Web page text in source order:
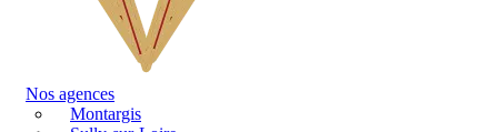
Nos agences
Montargis